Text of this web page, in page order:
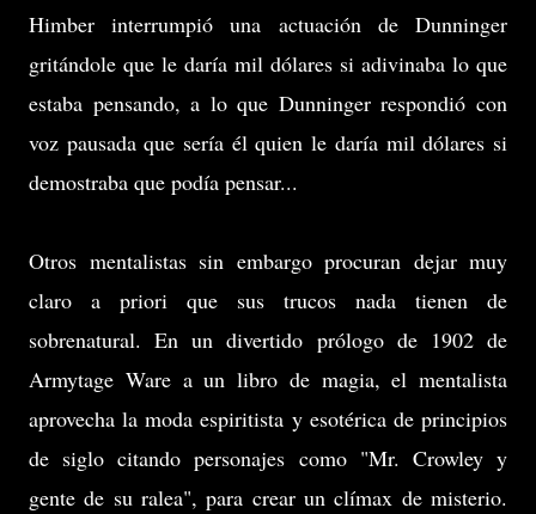
Himber interrumpió una actuación de Dunninger
gritándole que le daría mil dólares si adivinaba lo que
estaba pensando, a lo que Dunninger respondió con
voz pausada que sería él quien le daría mil dólares si
demostraba que podía pensar...
Otros mentalistas sin embargo procuran dejar muy
claro a priori que sus trucos nada tienen de
sobrenatural. En un divertido prólogo de 1902 de
Armytage Ware a un libro de magia, el mentalista
aprovecha la moda espiritista y esotérica de principios
de siglo citando personajes como "Mr. Crowley y
gente de su ralea", para crear un clímax de misterio.